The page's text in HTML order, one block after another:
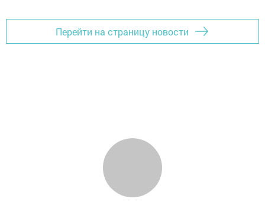
Перейти на страницу новости